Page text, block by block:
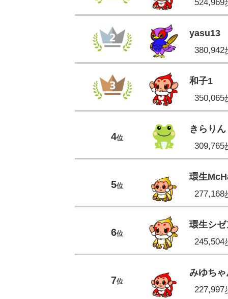
524,969
yasu13
380,942
和子1
350,065
4位
きらりん
309,765
5位
環生
277,168
6位
環生シゼ
245,504
7位
みゆちゃ
227,997